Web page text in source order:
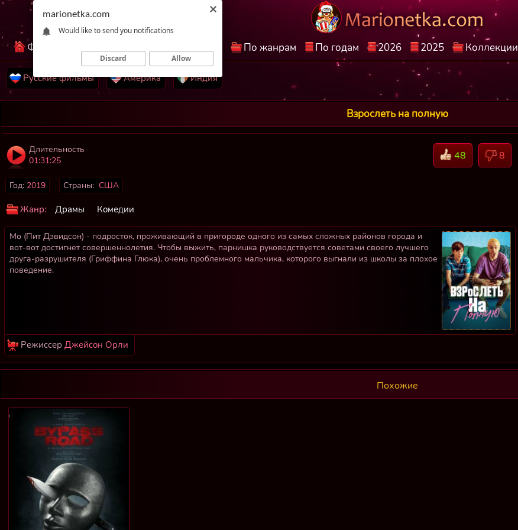
Фильмы КиноНетка Лучшие фильмы По жанрам По годам 2026 2025 Коллекции
Русские фильмы Америка Индия
Взрослеть на полную
Длительность
01:31:25
48 8
Год: 2019 Страны: США
Жанр: Драмы Комедии
Мо (Пит Дэвидсон) - подросток, проживающий в пригороде одного из самых сложных районов города и
вот-вот достигнет совершеннолетия. Чтобы выжить, парнишка руководствуется советами своего лучшего
друга-разрушителя (Гриффина Глюка), очень проблемного мальчика, которого выгнали из школы за плохое
поведение.
Режиссер Джейсон Орли
Похожие
marionetka.com
Would like to send you notifications
Discard Allow